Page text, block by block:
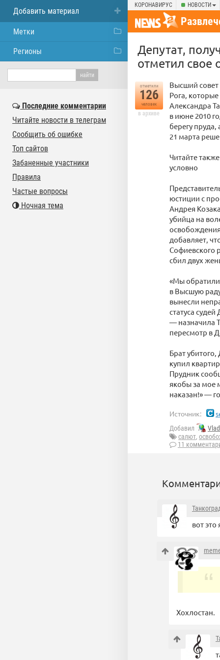
КОРОНАВИРУС НОВОСТИ
Депутат,
отметил свое
отметили
126
человек
в архиве
Высший совет
Рога,
Александра
в июне 2010
берегу пруда,
21 марта
Читайте
условно
юстиции с
Андрея
убийца на
добавляет,
Софиевского
сбил двух
«Мы
в Высшую
вынесли
статуса
— назначила
пересмотр в
Брат
купил
Прудник
якобы за мое
наказан!» —
Источник:
Добавил
салют,
11
вот
Хохлостан.
Добавить материал
Метки
Регионы
Последние комментарии
Читайте новости в телеграм
Сообщить об ошибке
Топ сайтов
Забаненные участники
Правила
Частые вопросы
Ночная тема